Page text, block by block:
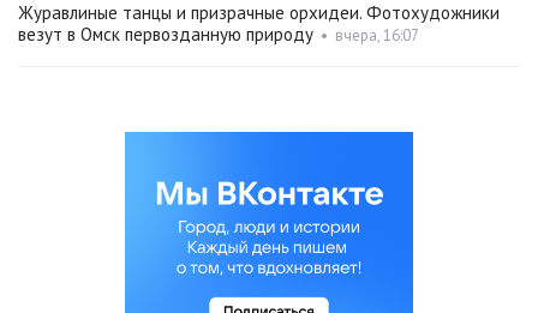
Журавлиные танцы и призрачные орхидеи. Фотохудожники
везут в Омск первозданную природу • вчера, 16:07